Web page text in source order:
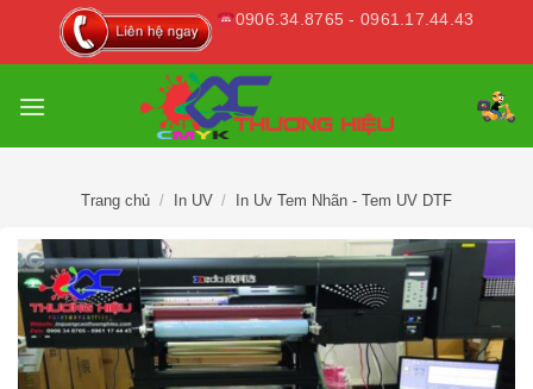
0906.34.8765 - 0961.17.44.43
Trang chủ / In UV / In Uv Tem Nhãn - Tem UV DTF